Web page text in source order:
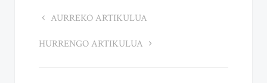
AURREKO ARTIKULUA
HURRENGO ARTIKULUA